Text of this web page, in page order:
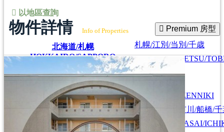
以地區查詢
北海道/札幌
HOKKAIDO/SAPPORO
札幌/江別/当別/千歳
SAPPORO/EBETSU/
SHUTOKEN ZENNIKI
江戸川/葛西/市川/船橋/千
EDOGAWA/KASAI/
物件詳情 Info of Properties Premium 房型